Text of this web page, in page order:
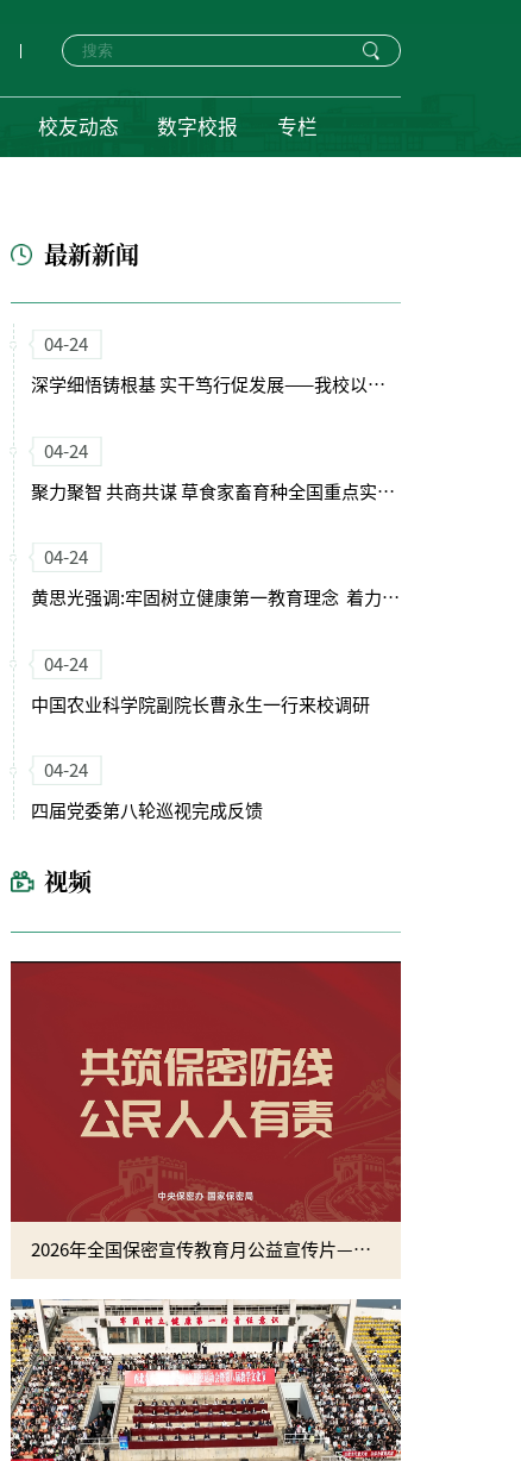
校友动态 数字校报 专栏
最新新闻
04-24
深学细悟铸根基 实干笃行促发展——我校以正确政绩观引领“十五五”开局新征程
04-24
聚力聚智 共商共谋 草食家畜育种全国重点实验室（筹）学术委员会会议召开
04-24
黄思光强调:牢固树立健康第一教育理念 着力培养德智体美劳全面发展的卓越农林人才
04-24
中国农业科学院副院长曹永生一行来校调研
04-24
四届党委第八轮巡视完成反馈
视频
2026年全国保密宣传教育月公益宣传片—方寸之间